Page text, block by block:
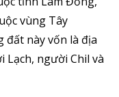
vùng Tây
đất này vốn là địa
Lạch, người Chil và